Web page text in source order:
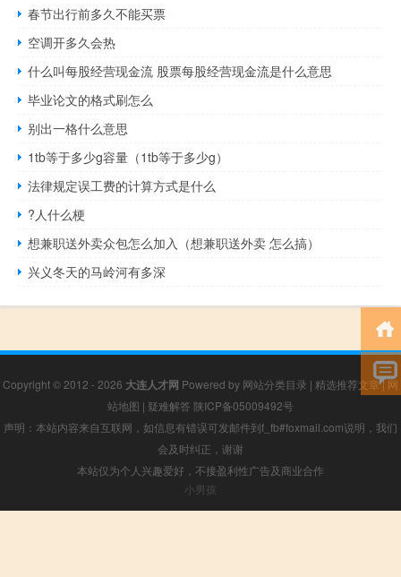
春节出行前多久不能买票
空调开多久会热
什么叫每股经营现金流 股票每股经营现金流是什么意思
毕业论文的格式刷怎么
别出一格什么意思
1tb等于多少g容量（1tb等于多少g）
法律规定误工费的计算方式是什么
?人什么梗
想兼职送外卖众包怎么加入（想兼职送外卖 怎么搞）
兴义冬天的马岭河有多深
Copyright © 2012 - 2026 大连人才网 Powered by 网站分类目录 | 精选推荐文章|网
站地图 | 疑难解答 陕ICP备05009492号
声明：本站内容来自互联网，如信息有错误可发邮件到f_fb#foxmail.com说明，我们
会及时纠正，谢谢
本站仅为个人兴趣爱好，不接盈利性广告及商业合作
小男孩